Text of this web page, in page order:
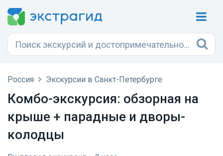
Россия Экскурсии в Санкт-Петербурге
Комбо-экскурсия: обзорная на
крыше + парадные и дворы-
колодцы